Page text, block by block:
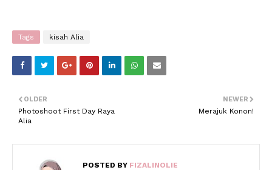
Tags kisah Alia
NEWER
Merajuk Konon!
OLDER
Photoshoot First Day Raya
Alia
POSTED BY FIZALINOLIE